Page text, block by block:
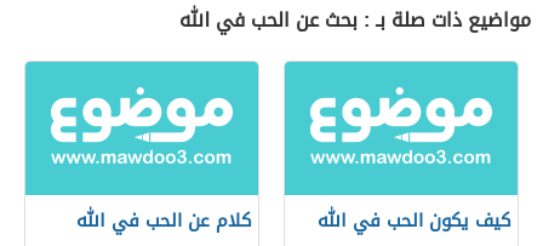
مواضيع ذات صلة بـ : بحث عن الحب في الله
كيف يكون الحب في الله كلام عن الحب في الله